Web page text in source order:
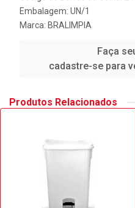
Embalagem: UN/1
Marca: BRALIMPIA
Faça
cadastre-se para
Produtos Relacionados